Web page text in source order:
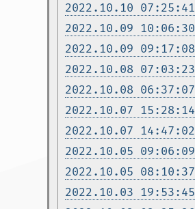
2022.10.10 07:25:41
2022.10.09 10:06:30
2022.10.09 09:17:08
2022.10.08 07:03:23
2022.10.08 06:37:07
2022.10.07 15:28:14
2022.10.07 14:47:02
2022.10.05 09:06:09
2022.10.05 08:10:37
2022.10.03 19:53:45